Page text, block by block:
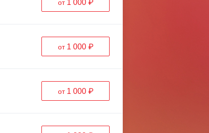
от 1 000 ₽
от 1 000 ₽
от 1 000 ₽